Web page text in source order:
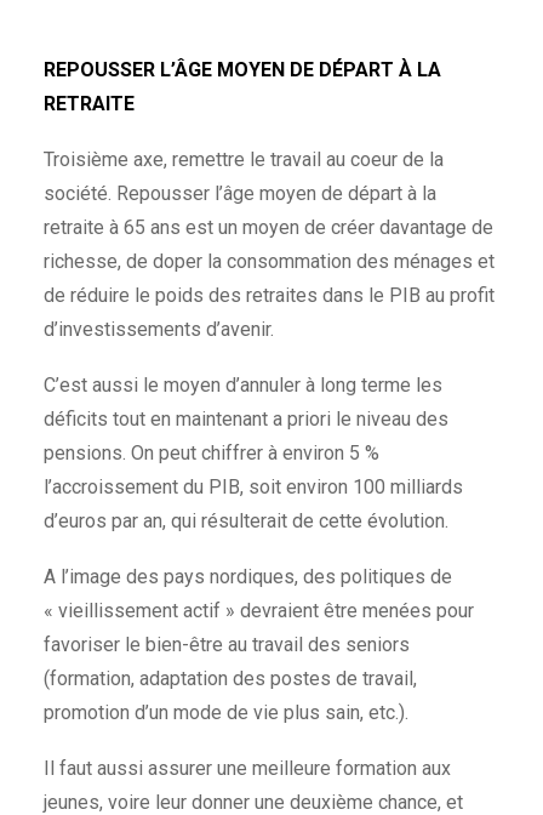
REPOUSSER L’ÂGE MOYEN DE DÉPART À LA
RETRAITE
Troisième axe, remettre le travail au coeur de la
société. Repousser l’âge moyen de départ à la
retraite à 65 ans est un moyen de créer davantage de
richesse, de doper la consommation des ménages et
de réduire le poids des retraites dans le PIB au profit
d’investissements d’avenir.
C’est aussi le moyen d’annuler à long terme les
déficits tout en maintenant a priori le niveau des
pensions. On peut chiffrer à environ 5 %
l’accroissement du PIB, soit environ 100 milliards
d’euros par an, qui résulterait de cette évolution.
A l’image des pays nordiques, des politiques de
« vieillissement actif » devraient être menées pour
favoriser le bien-être au travail des seniors
(formation, adaptation des postes de travail,
promotion d’un mode de vie plus sain, etc.).
Il faut aussi assurer une meilleure formation aux
jeunes, voire leur donner une deuxième chance, et